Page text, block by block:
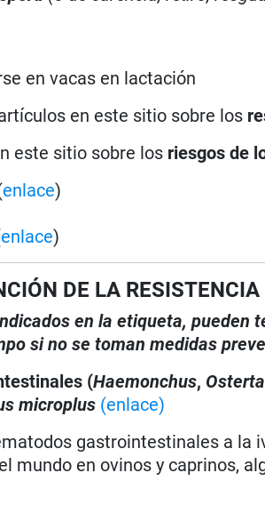
en vacas en lactación
en este sitio sobre los
este sitio sobre los riesgos de
enlace)
enlace)
DE LA RESISTENCIA
en la etiqueta, pueden
si no se toman medidas
(Haemonchus,
microplus (enlace)
gastrointestinales a
mundo en ovinos y caprinos,